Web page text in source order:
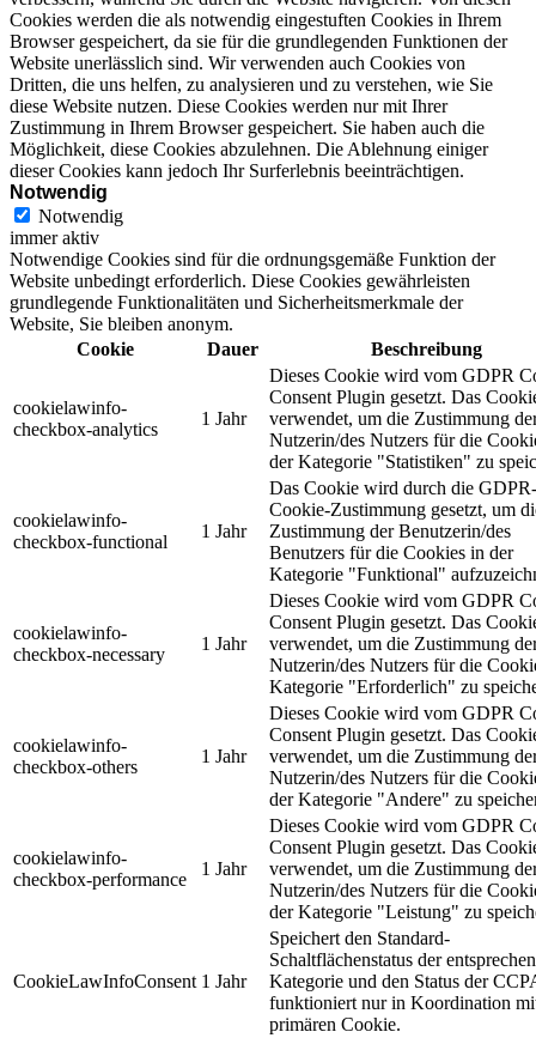
Cookies werden die als notwendig eingestuften Cookies in Ihrem
Browser gespeichert, da sie für die grundlegenden Funktionen der
Website unerlässlich sind. Wir verwenden auch Cookies von
Dritten, die uns helfen, zu analysieren und zu verstehen, wie Sie
diese Website nutzen. Diese Cookies werden nur mit Ihrer
Zustimmung in Ihrem Browser gespeichert. Sie haben auch die
Möglichkeit, diese Cookies abzulehnen. Die Ablehnung einiger
dieser Cookies kann jedoch Ihr Surferlebnis beeinträchtigen.
Notwendig
Notwendig
immer aktiv
Notwendige Cookies sind für die ordnungsgemäße Funktion der
Website unbedingt erforderlich. Diese Cookies gewährleisten
grundlegende Funktionalitäten und Sicherheitsmerkmale der
Website, Sie bleiben anonym.
Cookie
Dauer Beschreibung
cookielawinfo-
checkbox-analytics
1 Jahr
Dieses Cookie wird vom GDPR
Consent Plugin gesetzt. Das
verwendet, um die Zustimmung
Nutzerin/des Nutzers für die
der Kategorie "Statistiken" zu
cookielawinfo-
checkbox-functional
1 Jahr
Das Cookie wird durch die GDPR-
Cookie-Zustimmung gesetzt, um
Zustimmung der Benutzerin/des
Benutzers für die Cookies in der
Kategorie "Funktional"
cookielawinfo-
checkbox-necessary
1 Jahr
Dieses Cookie wird vom GDPR
Consent Plugin gesetzt. Das
verwendet, um die Zustimmung
Nutzerin/des Nutzers für die
Kategorie "Erforderlich" zu
cookielawinfo-
checkbox-others
1 Jahr
Dieses Cookie wird vom GDPR
Consent Plugin gesetzt. Das
verwendet, um die Zustimmung
Nutzerin/des Nutzers für die
der Kategorie "Andere" zu
cookielawinfo-
checkbox-performance
1 Jahr
Dieses Cookie wird vom GDPR
Consent Plugin gesetzt. Das
verwendet, um die Zustimmung
Nutzerin/des Nutzers für die
der Kategorie "Leistung" zu
CookieLawInfoConsent 1 Jahr
Speichert den Standard-
Schaltflächenstatus der
Kategorie und den Status der
funktioniert nur in Koordination
primären Cookie.